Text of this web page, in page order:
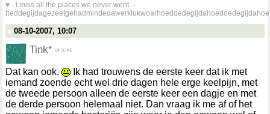
♥ - I miss all the places we never went. -
08-10-2007, 10:07
Tink*
Dat kan ook.
Ik had trouwens de eerste keer dat ik met
iemand zoende echt wel drie dagen hele erge keelpijn, met
de tweede persoon alleen de eerste keer een dagje en met
de derde persoon helemaal niet. Dan vraag ik me af of het